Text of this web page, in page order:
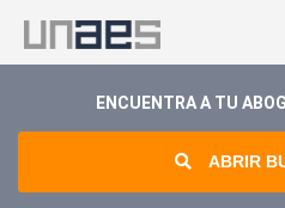
ENCUENTRA A TU
ABRIR